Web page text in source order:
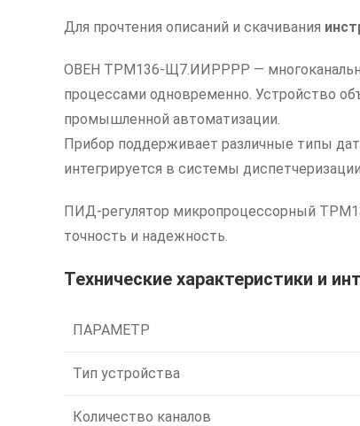
Для прочтения описаний и скачивания
ОВЕН ТРМ136-Щ7.ИИРРРР —
процессами одновременно. Устройство
промышленной автоматизации.
Прибор поддерживает различные типы
интегрируется в системы
ПИД-регулятор микропроцессорный
точность и надежность.
Технические характеристики и
ПАРАМЕТР
Тип устройства
Количество каналов